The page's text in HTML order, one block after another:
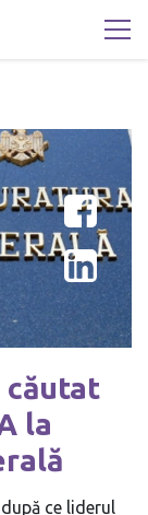
căutat
la
ce liderul